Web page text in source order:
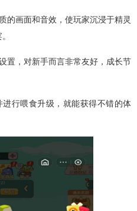
的画面和音效，使玩家沉浸于精灵
置，对新手而言非常友好，成长节
行喂食升级，就能获得不错的体